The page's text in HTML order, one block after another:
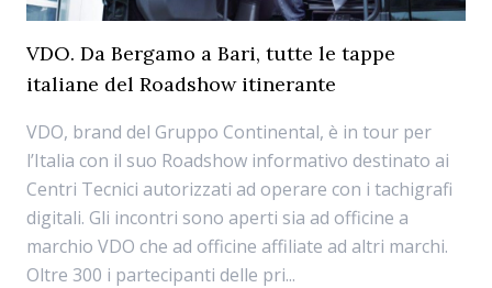
VDO. Da Bergamo a Bari, tutte le tappe
italiane del Roadshow itinerante
VDO, brand del Gruppo Continental, è in tour per
l’Italia con il suo Roadshow informativo destinato ai
Centri Tecnici autorizzati ad operare con i tachigrafi
digitali. Gli incontri sono aperti sia ad officine a
marchio VDO che ad officine affiliate ad altri marchi.
Oltre 300 i partecipanti delle pri...